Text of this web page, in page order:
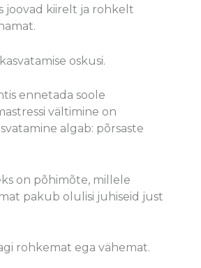
joovad kiirelt ja rohkelt
oskusi.
ennetada soole
vältimine on
algab: põrsaste
on põhimõte, millele
pakub olulisi juhiseid just
rohkemat ega vähemat.